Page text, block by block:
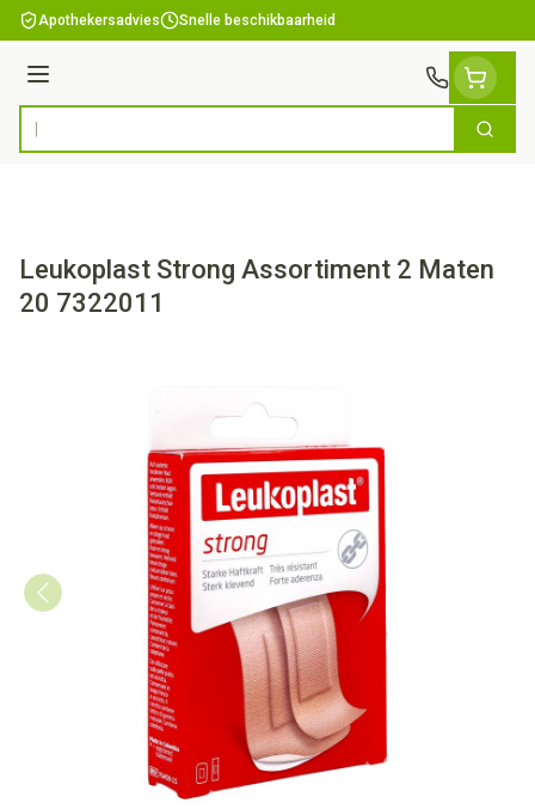
Ga naar de inhoud
Apothekersadvies Snelle beschikbaarheid
Menu
Product, merk, categorie... Zoek
Leukoplast Strong Assortiment 2 Maten
20 7322011